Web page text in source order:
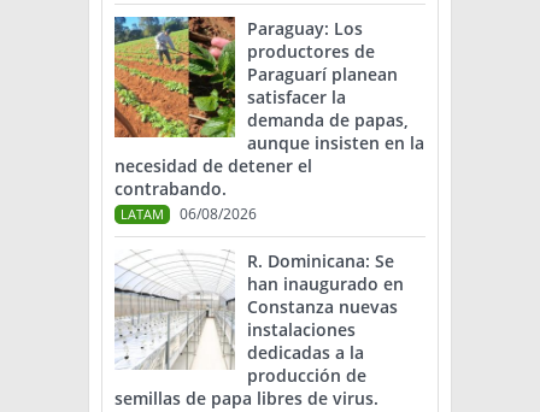
Paraguay: Los
productores de
Paraguarí planean
satisfacer la
demanda de papas,
aunque insisten en la
necesidad de detener el
contrabando.
LATAM 06/08/2026
R. Dominicana: Se
han inaugurado en
Constanza nuevas
instalaciones
dedicadas a la
producción de
semillas de papa libres de virus.